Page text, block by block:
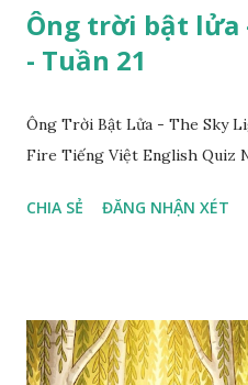
Ông trời bật lửa
- Tuần 21
Ông Trời Bật Lửa - The Sky
Fire Tiếng Việt English Quiz
CHIA SẺ ĐĂNG NHẬN XÉT